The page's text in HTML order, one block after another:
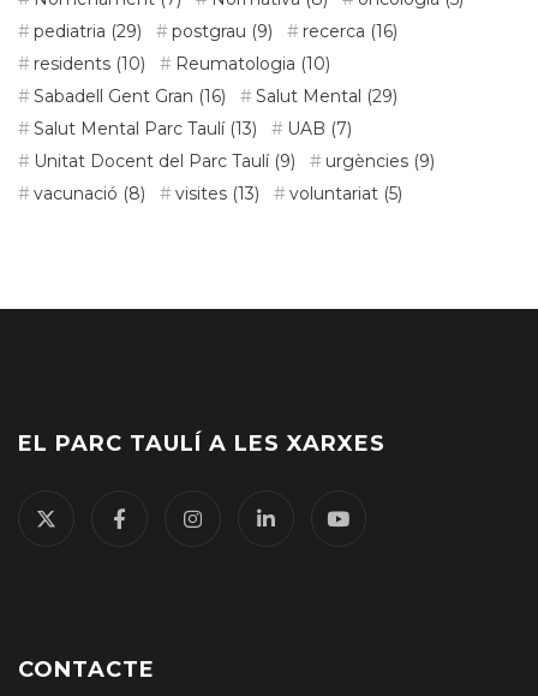
pediatria (29) postgrau (9) recerca (16)
residents (10) Reumatologia (10)
Sabadell Gent Gran (16) Salut Mental (29)
Salut Mental Parc Taulí(13) UAB (7)
Unitat Docent del Parc Taulí(9) urgències (9)
vacunació (8) visites (13) voluntariat (5)
EL PARC TAULÍ A LES XARXES
CONTACTE